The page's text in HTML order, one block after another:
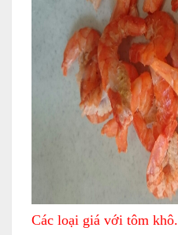
Các loại giá với tôm khô.